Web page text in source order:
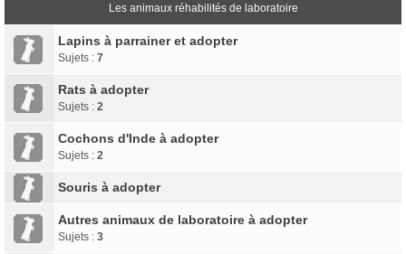
Les animaux réhabilités de laboratoire
Lapins à parrainer et adopter
Sujets : 7
Rats à adopter
Sujets : 2
Cochons d'Inde à adopter
Sujets : 2
Souris à adopter
Autres animaux de laboratoire à adopter
Sujets : 3